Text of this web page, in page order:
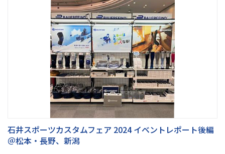
石井スポーツカスタムフェア 2024 イベントレポート後編
＠松本・長野、新潟